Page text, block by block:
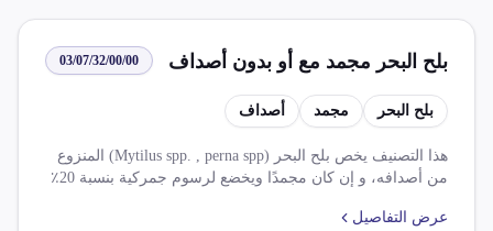
بلح البحر مجمد مع أو بدون أصداف 03/07/32/00/00
بلح البحر مجمد أصداف
هذا التصنيف يخص بلح البحر (Mytilus spp. , perna spp) المنزوع
من أصدافه، و إن كان مجمدًا ويخضع لرسوم جمركية بنسبة 20٪
المضافة.
عرض التفاصيل